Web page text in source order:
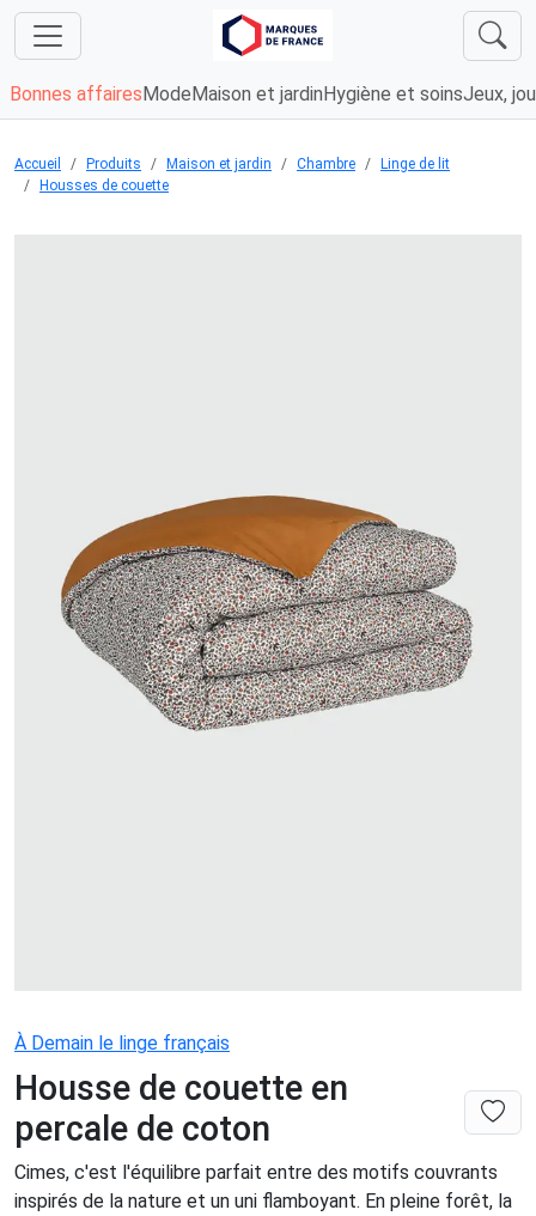
Bonnes affaires Mode Maison et jardin Hygiène et soinsJeux,
Accueil Produits Maison et jardin Chambre
Linge de lit
Housses de couette
À Demain le linge français
Housse de couette en
percale de coton
Cimes, c'est l'équilibre parfait entre des motifs couvrants
inspirés de la nature et un uni flamboyant. En pleine forêt, la